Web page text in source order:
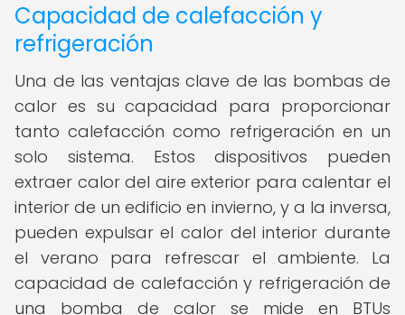
Capacidad de calefacción y
refrigeración
Una de las ventajas clave de las bombas de
calor es su capacidad para proporcionar
tanto calefacción como refrigeración en un
solo sistema. Estos dispositivos pueden
extraer calor del aire exterior para calentar el
interior de un edificio en invierno, y a la inversa,
pueden expulsar el calor del interior durante
el verano para refrescar el ambiente. La
capacidad de calefacción y refrigeración de
una bomba de calor se mide en BTUs